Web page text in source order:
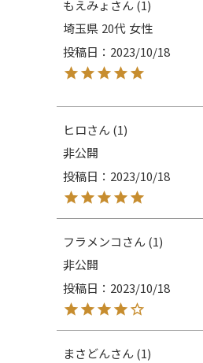
もえみょ
1
埼玉県 20代 女性
投稿日
2023/10/18
ヒロ
1
非公開
投稿日
2023/10/18
フラメンコ
1
非公開
投稿日
2023/10/18
まさどん
1